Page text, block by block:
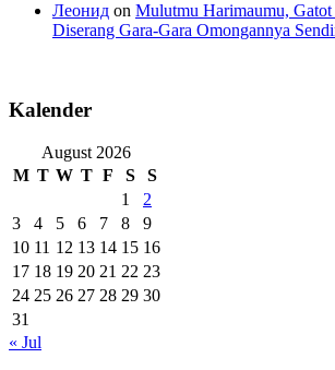
Леонид on Mulutmu Harimaumu,
Diserang Gara-Gara Omongannya
Kalender
August 2026
M T W T F S
S
1
2
3
4 5 6 7 8
9
10 11 12 13 14 15 16
17 18 19 20 21 22 23
24 25 26 27 28 29 30
31
« Jul